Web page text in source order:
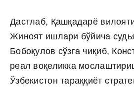
Дастлаб, Қашқадарё
Жиноят ишлари бўйича
Бобоқулов сўзга чиқиб,
реал воқеликка
Ўзбекистон тараққиёт